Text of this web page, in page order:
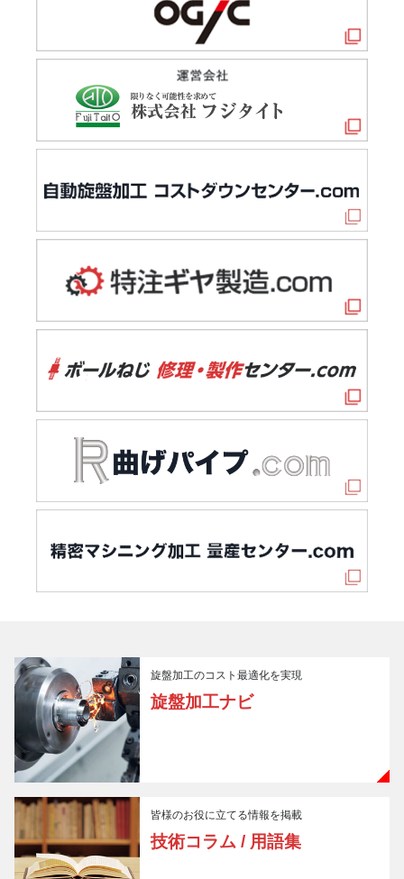
旋盤加工のコスト最適化を実現
旋盤加工ナビ
皆様のお役に立てる情報を掲載
技術コラム / 用語集